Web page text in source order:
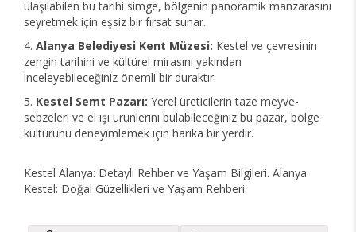
ulaşılabilen bu tarihi simge, bölgenin panoramik manzarasını
seyretmek için eşsiz bir fırsat sunar.
Alanya Belediyesi Kent Müzesi: Kestel ve çevresinin
zengin tarihini ve kültürel mirasını yakından
inceleyebileceğiniz önemli bir duraktır.
Kestel Semt Pazarı: Yerel üreticilerin taze meyve-
sebzeleri ve el işi ürünlerini bulabileceğiniz bu pazar, bölge
kültürünü deneyimlemek için harika bir yerdir.
Kestel Alanya: Detaylı Rehber ve Yaşam Bilgileri. Alanya
Kestel: Doğal Güzellikleri ve Yaşam Rehberi.